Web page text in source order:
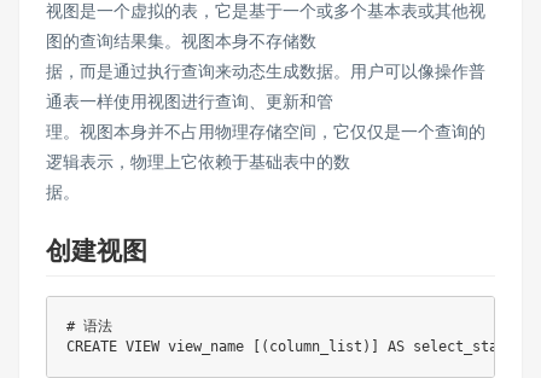
视图是⼀个虚拟的表，它是基于⼀个或多个基本表或其他视
图的查询结果集。视图本⾝不存储数
据，⽽是通过执⾏查询来动态⽣成数据。⽤户可以像操作普
通表⼀样使⽤视图进⾏查询、更新和管
理。视图本⾝并不占⽤物理存储空间，它仅仅是⼀个查询的
逻辑表⽰，物理上它依赖于基础表中的数
据。
创建视图
# 语法
CREATE VIEW view_name [ ( column_list ) ] AS